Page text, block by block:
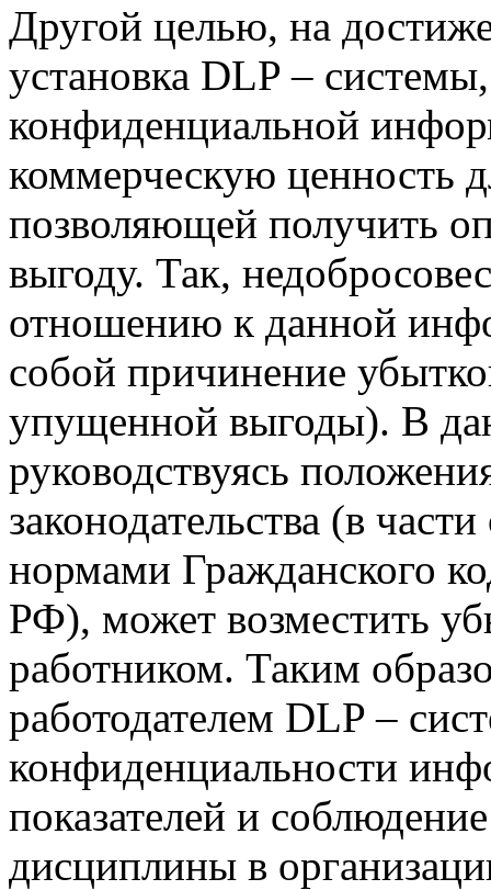
Другой целью, на
установка DLP –
конфиденциальной
коммерческую ценность
позволяющей получить
выгоду. Так,
отношению к данной
собой причинение
упущенной выгоды). В
руководствуясь
законодательства (в
нормами Гражданского
РФ), может возместить
работником. Таким
работодателем DLP –
конфиденциальности
показателей и
дисциплины в